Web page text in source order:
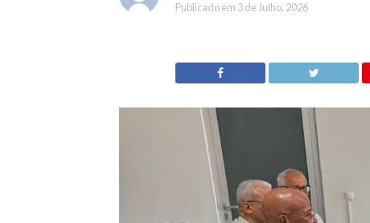
Publicado em 3 de Julho, 2026